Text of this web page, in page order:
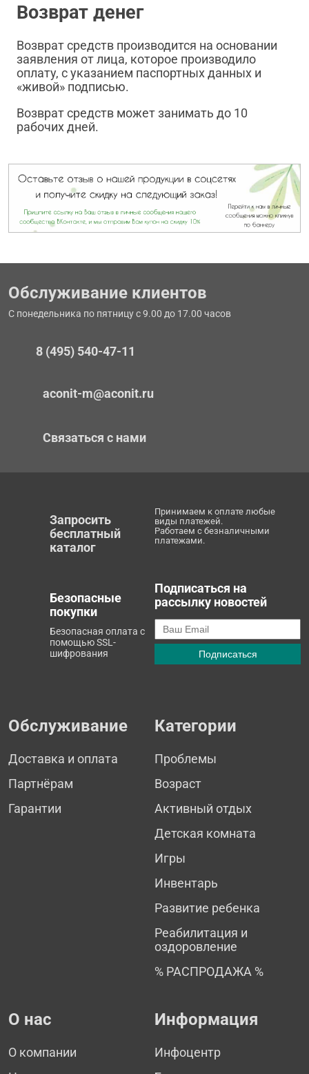
Возврат денег
Возврат средств производится на основании
заявления от лица, которое производило
оплату, с указанием паспортных данных и
«живой» подписью.
Возврат средств может занимать до 10
рабочих дней.
Обслуживание клиентов
С понедельника по пятницу с 9.00 до 17.00 часов
8 (495) 540-47-11
aconit-m@aconit.ru
Связаться с нами
Запросить
бесплатный
каталог
Принимаем к оплате любые
виды платежей.
Работаем с безналичными
платежами.
Безопасные
покупки
Безопасная оплата с
помощью SSL-
шифрования
Подписаться на
рассылку новостей
Обслуживание
Доставка и оплата
Партнёрам
Гарантии
Категории
Проблемы
Возраст
Активный отдых
Детская комната
Игры
Инвентарь
Развитие ребенка
Реабилитация и
оздоровление
% РАСПРОДАЖА %
О нас
О компании
Информация
Инфоцентр